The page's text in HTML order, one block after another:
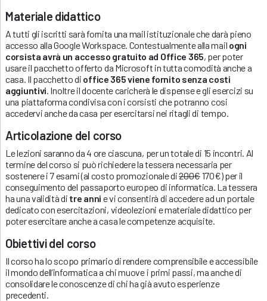
Materiale didattico
A tutti gli iscritti sarà fornita una mail istituzionale che darà pieno
accesso alla Google Workspace. Contestualmente alla mail ogni
corsista avrà un accesso gratuito ad Office 365, per poter
usare il pacchetto offerto da Microsoft in tutta comodità anche a
casa. Il pacchetto di office 365 viene fornito senza costi
aggiuntivi . Inoltre il docente caricherà le dispense e gli esercizi su
una piattaforma condivisa con i corsisti che potranno cosi
accedervi anche da casa per esercitarsi nei ritagli di tempo.
Articolazione del corso
Le lezioni saranno da 4 ore ciascuna, per un totale di 15 incontri. Al
termine del corso si può richiedere la tessera necessaria per
sostenere i 7 esami (al costo promozionale di200€170€) per il
conseguimento del passaporto europeo di informatica. La tessera
ha una validità di tre anni e vi consentirà di accedere ad un portale
dedicato con esercitazioni, videolezioni e materiale didattico per
poter esercitare anche a casa le competenze acquisite.
Obiettivi del corso
Il corso ha lo scopo primario di rendere comprensibile e accessibile
il mondo dell’informatica a chi muove i primi passi, ma anche di
consolidare le conoscenze di chi ha già avuto esperienze
precedenti.